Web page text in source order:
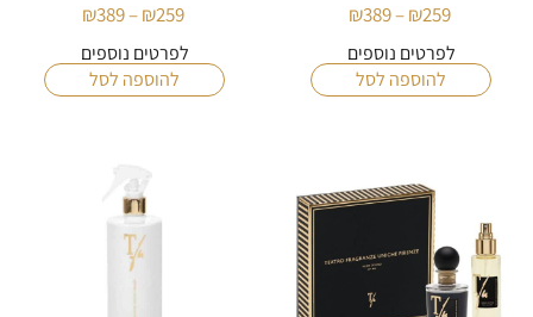
₪259
–
₪389
מחירים:לפרטים נוספים
להוספה לסל
₪259
–
₪389
מחירים:לפרטים נוספים
להוספה לסל